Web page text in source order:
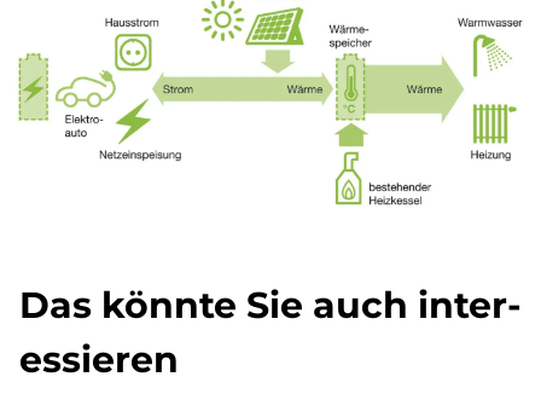
Das könn­te Sie auch in­ter­
es­sie­ren